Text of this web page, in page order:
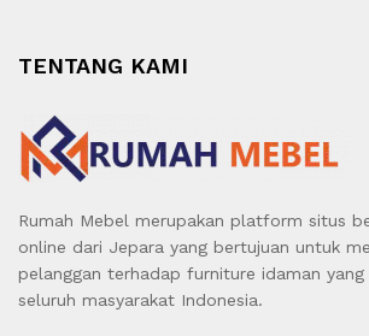
TENTANG KAMI
Rumah Mebel merupakan platform situs
online dari Jepara yang bertujuan untuk
pelanggan terhadap furniture idaman yang
seluruh masyarakat Indonesia.